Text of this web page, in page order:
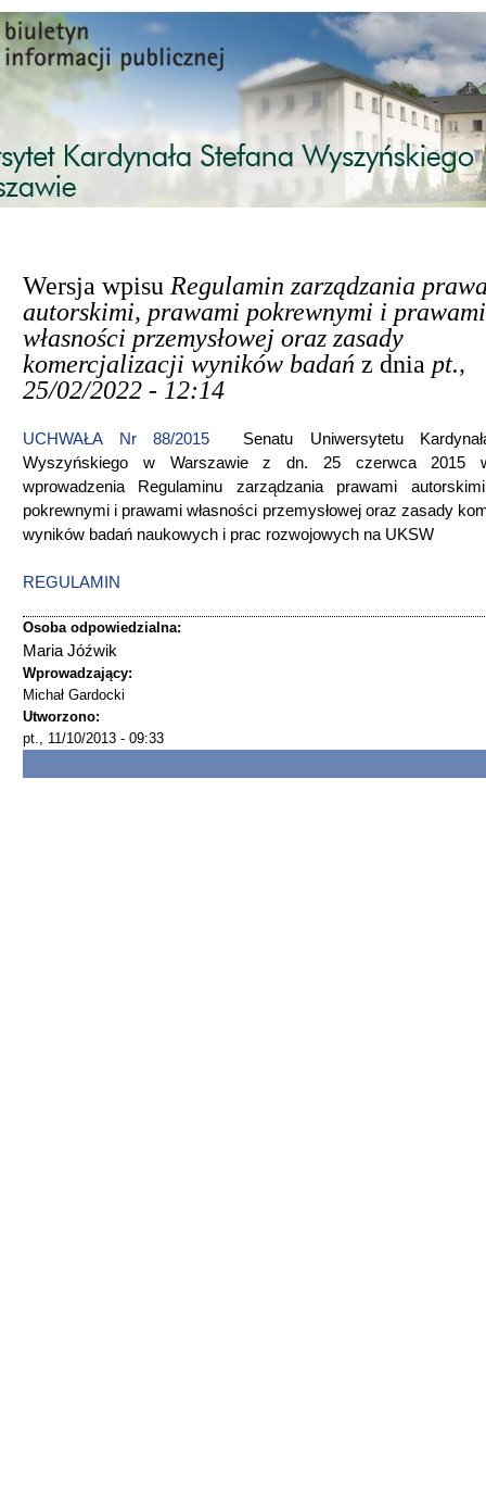
Przejdź do treści
Wersja wpisu Regulamin zarządzania
autorskimi, prawami pokrewnymi i prawami
własności przemysłowej oraz zasady
komercjalizacji wyników badań z dnia pt.,
25/02/2022 - 12:14
UCHWAŁA Nr 88/2015 Senatu Uniwersytetu
Wyszyńskiego w Warszawie z dn. 25 czerwca 2015
wprowadzenia Regulaminu zarządzania prawami
pokrewnymi i prawami własności przemysłowej oraz zasady
wyników badań naukowych i prac rozwojowych na UKSW
REGULAMIN
Osoba odpowiedzialna:
Maria Jóźwik
Wprowadzający:
Michał Gardocki
Utworzono:
pt., 11/10/2013 - 09:33